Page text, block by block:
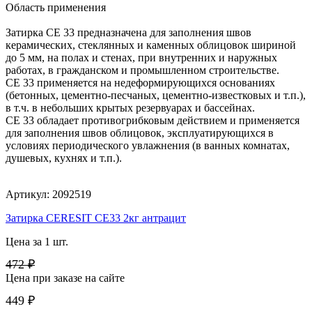
Область применения
Затирка CE 33 предназначена для заполнения швов
керамических, стеклянных и каменных облицовок шириной
до 5 мм, на полах и стенах, при внутренних и наружных
работах, в гражданском и промышленном строительстве.
CE 33 применяется на недеформирующихся основаниях
(бетонных, цементно-песчаных, цементно-известковых и т.п.),
в т.ч. в небольших крытых резервуарах и бассейнах.
CE 33 обладает противогрибковым действием и применяется
для заполнения швов облицовок, эксплуатирующихся в
условиях периодического увлажнения (в ванных комнатах,
душевых, кухнях и т.п.).
Артикул: 2092519
Затирка CERESIT CE33 2кг антрацит
Цена за 1 шт.
472 ₽
Цена при заказе на сайте
449 ₽